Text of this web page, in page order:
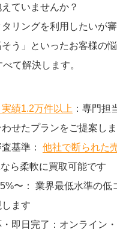
ていませんか？
タリングを利用したいが
う」といったお客様の
て解決します。
績1.2万件以上 ：専門担
せたプランをご提案し
基準： 他社で断られた
ら柔軟に買取可能です
〜： 業界最低水準の低
ます
即日完了：オンライン